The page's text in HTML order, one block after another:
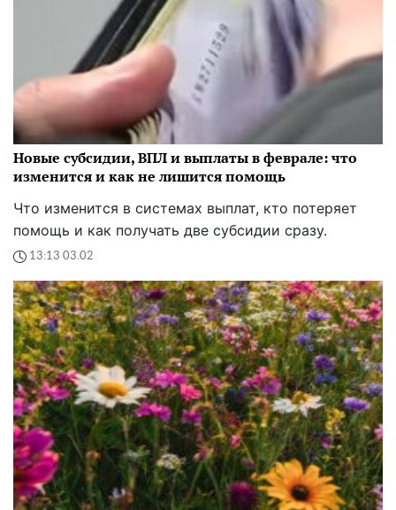
Новые субсидии, ВПЛ и выплаты в феврале: что
изменится и как не лишится помощь
Что изменится в системах выплат, кто потеряет
помощь и как получать две субсидии сразу.
13:13 03.02